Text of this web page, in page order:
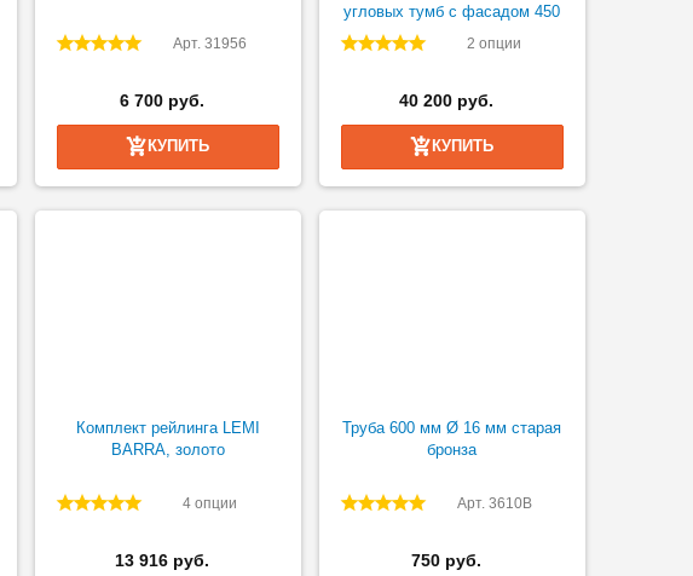
Арт. 31956
6 700 руб.
КУПИТЬ
угловых тумб с фасадом 450
2 опции
40 200 руб.
КУПИТЬ
Комплект рейлинга LEMI
BARRA, золото
4 опции
13 916 руб.
Труба 600 мм Ø 16 мм старая
бронза
Арт. 3610B
750 руб.